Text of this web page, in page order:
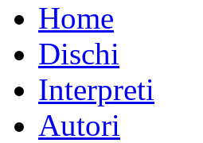
Home
Dischi
Interpreti
Autori